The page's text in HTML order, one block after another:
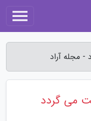
- مجله آراد
می گردد